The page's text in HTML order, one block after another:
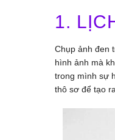
1.
Chụp ảnh đen
hình ảnh mà
trong mình sự
thô sơ để tạo